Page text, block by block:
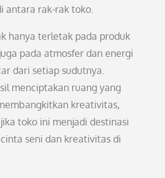
antara rak-rak toko.
hanya terletak pada produk
pada atmosfer dan energi
dari setiap sudutnya.
menciptakan ruang yang
kreativitas,
toko ini menjadi destinasi
seni dan kreativitas di